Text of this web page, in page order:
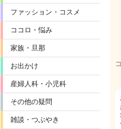
ファッション・コスメ
ココロ・悩み
家族・旦那
お出かけ
産婦人科・小児科
その他の疑問
雑談・つぶやき